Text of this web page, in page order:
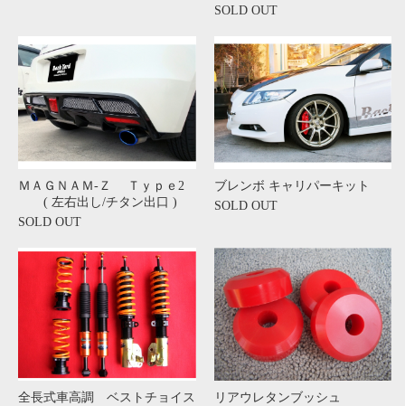
SOLD OUT
ＭＡＧＮＡＭ-Ｚ Ｔｙｐｅ2
( 左右出し/チタン出口 )
SOLD OUT
ブレンボ キャリパーキット
SOLD OUT
全長式車高調 ベストチョイス
リアウレタンブッシュ